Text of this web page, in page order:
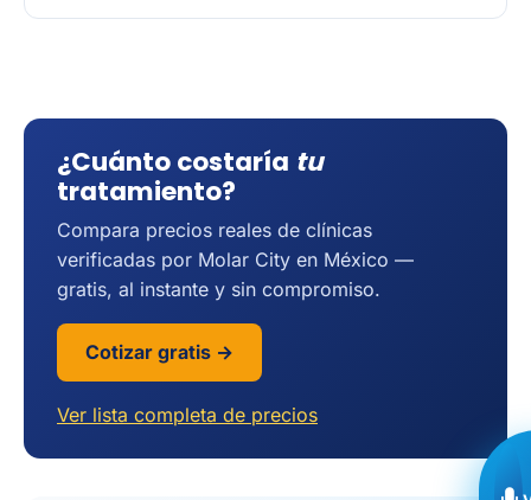
¿Cuánto costaría tu
tratamiento?
Compara precios reales de clínicas
verificadas por Molar City en México —
gratis, al instante y sin compromiso.
Cotizar gratis →
Ver lista completa de precios